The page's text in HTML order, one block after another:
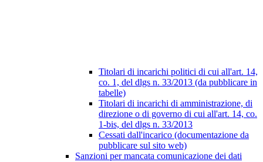
Titolari di incarichi politici di cui all'art. 14,
co. 1, del dlgs n. 33/2013 (da pubblicare in
tabelle)
Titolari di incarichi di amministrazione, di
direzione o di governo di cui all'art. 14, co.
1-bis, del dlgs n. 33/2013
Cessati dall'incarico (documentazione da
pubblicare sul sito web)
Sanzioni per mancata comunicazione dei dati